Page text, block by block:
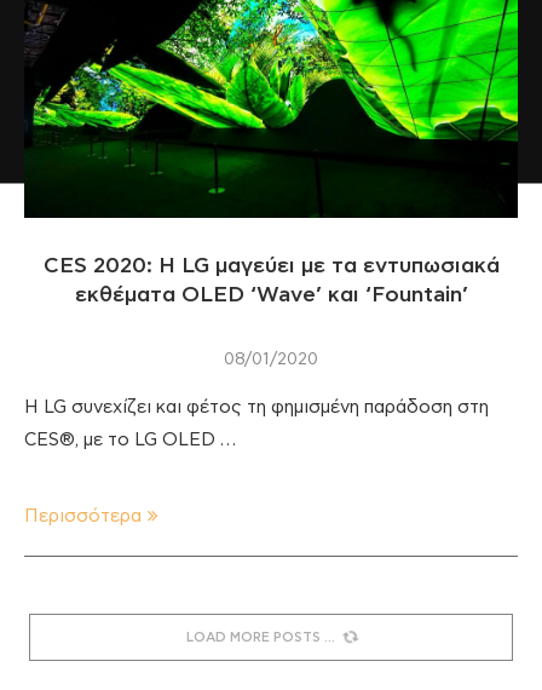
CES 2020: Η LG μαγεύει με τα εντυπωσιακά
εκθέματα OLED ‘Wave’ και ‘Fountain’
08/01/2020
Η LG συνεχίζει και φέτος τη φημισμένη παράδοση στη
CES®, με το LG OLED …
Περισσότερα
LOAD MORE POSTS